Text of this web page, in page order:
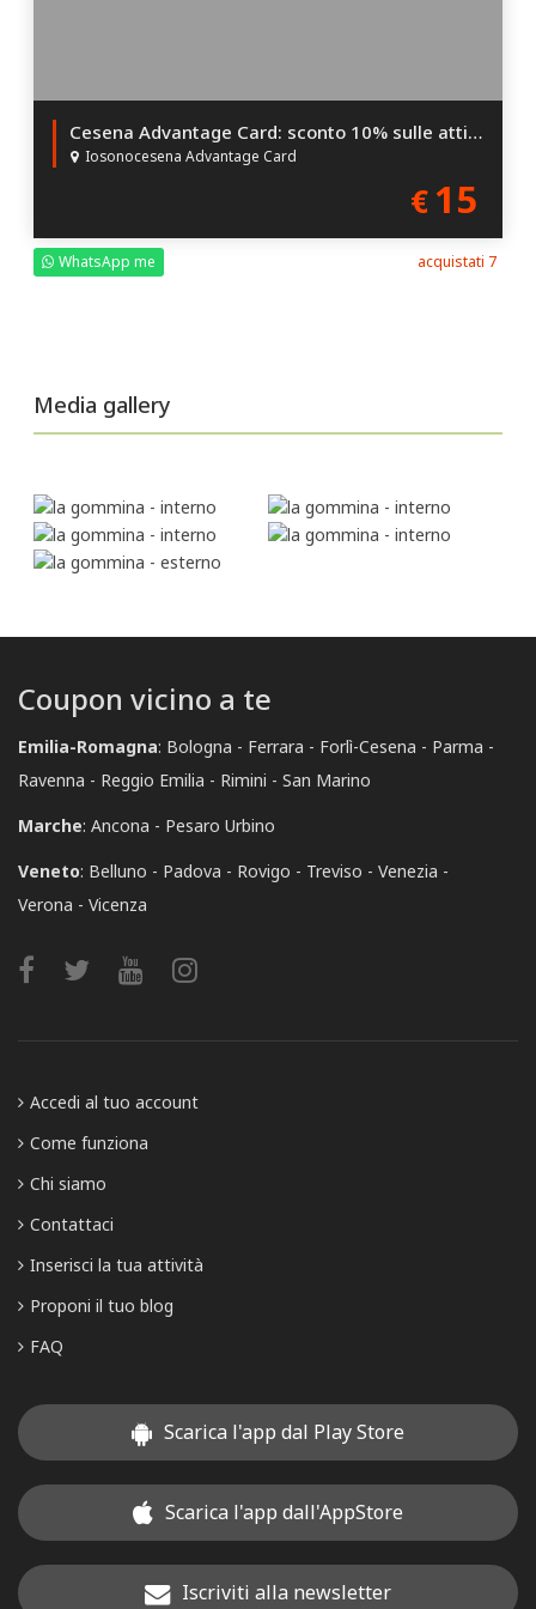
Cesena Advantage Card: sconto 10% sulle attività Convenzionate
Iosonocesena Advantage Card
€15
WhatsApp me acquistati 7
Media gallery
Coupon vicino a te
Emilia-Romagna: Bologna Ferrara Forlì-Cesena
Parma
Ravenna
Reggio Emilia Rimini
San Marino
Marche: Ancona
Pesaro Urbino
Veneto: Belluno Padova Rovigo Treviso
Venezia
Verona
Vicenza
Accedi al tuo account
Come funziona
Chi siamo
Contattaci
Inserisci la tua attività
Proponi il tuo blog
FAQ
Scarica l'app dal Play Store
Scarica l'app dall'AppStore
Iscriviti alla newsletter